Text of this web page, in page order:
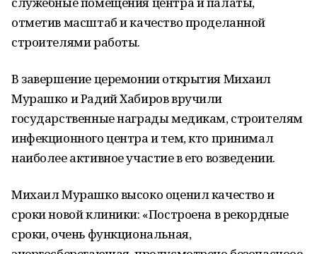
отметив масштаб и качество проделанной
строителями работы.
В завершение церемонии открытия Михаил
Мурашко и Радий Хабиров вручили
государственные награды медикам, строителям
инфекционного центра и тем, кто принимал
наиболее активное участие в его возведении.
Михаил Мурашко высоко оценил качество и
сроки новой клиники: «Построена в рекордные
сроки, очень функциональная,